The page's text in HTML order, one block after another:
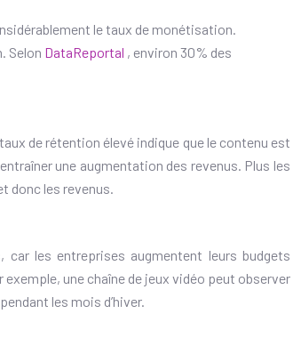
le taux de monétisation.
Selon DataReportal , environ 30% des
de rétention élevé indique que le contenu est
une augmentation des revenus. Plus les
donc les revenus.
les entreprises augmentent leurs budgets
une chaîne de jeux vidéo peut observer
les mois d’hiver.